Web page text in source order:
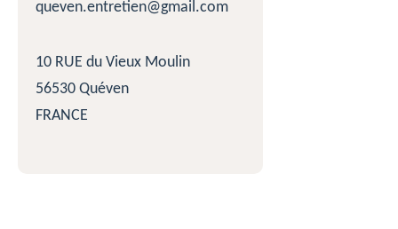
queven.entretien@gmail.com
10 RUE du Vieux Moulin
56530 Quéven
FRANCE